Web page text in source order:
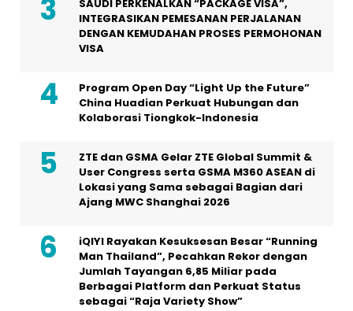
SAUDI PERKENALKAN “PACKAGE VISA”,
INTEGRASIKAN PEMESANAN PERJALANAN
DENGAN KEMUDAHAN PROSES PERMOHONAN
VISA
Program Open Day “Light Up the Future”
China Huadian Perkuat Hubungan dan
Kolaborasi Tiongkok-Indonesia
ZTE dan GSMA Gelar ZTE Global Summit &
User Congress serta GSMA M360 ASEAN di
Lokasi yang Sama sebagai Bagian dari
Ajang MWC Shanghai 2026
iQIYI Rayakan Kesuksesan Besar “Running
Man Thailand”, Pecahkan Rekor dengan
Jumlah Tayangan 6,85 Miliar pada
Berbagai Platform dan Perkuat Status
sebagai “Raja Variety Show”